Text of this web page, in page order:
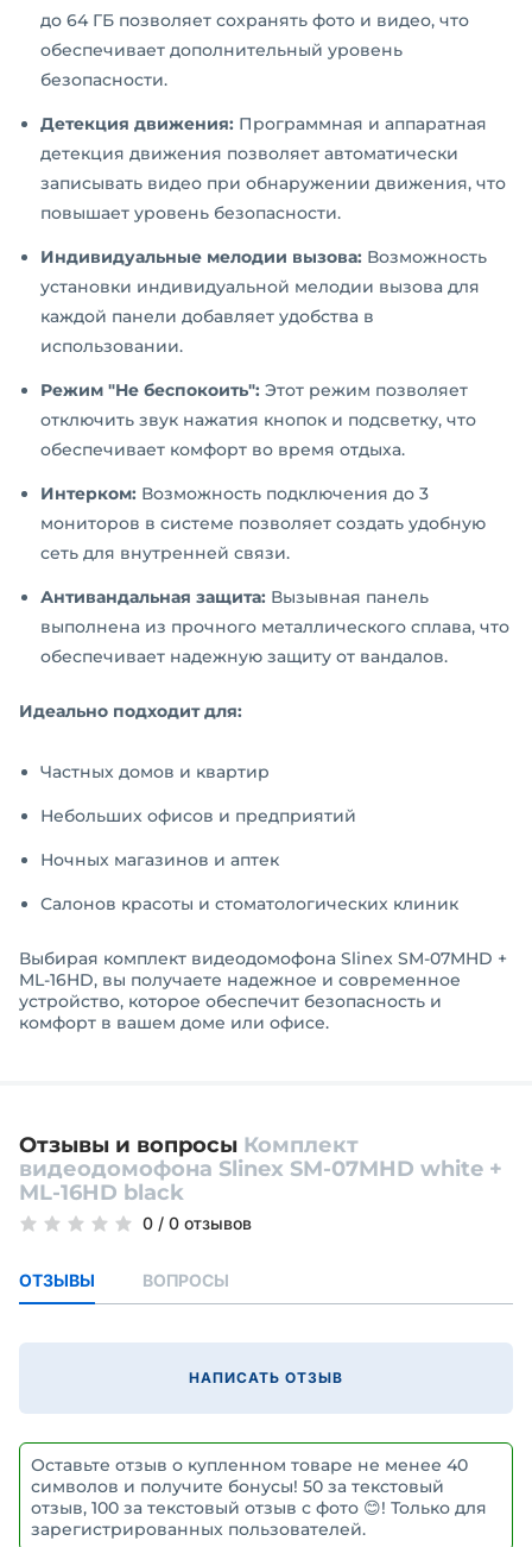
до 64 ГБ позволяет сохранять фото и видео, что
обеспечивает дополнительный уровень
безопасности.
Детекция движения: Программная и аппаратная
детекция движения позволяет автоматически
записывать видео при обнаружении движения, что
повышает уровень безопасности.
Индивидуальные мелодии вызова: Возможность
установки индивидуальной мелодии вызова для
каждой панели добавляет удобства в
использовании.
Режим "Не беспокоить": Этот режим позволяет
отключить звук нажатия кнопок и подсветку, что
обеспечивает комфорт во время отдыха.
Интерком: Возможность подключения до 3
мониторов в системе позволяет создать удобную
сеть для внутренней связи.
Антивандальная защита: Вызывная панель
выполнена из прочного металлического сплава, что
обеспечивает надежную защиту от вандалов.
Идеально подходит для:
Частных домов и квартир
Небольших офисов и предприятий
Ночных магазинов и аптек
Салонов красоты и стоматологических клиник
Выбирая комплект видеодомофона Slinex SM-07MHD +
ML-16HD, вы получаете надежное и современное
устройство, которое обеспечит безопасность и
комфорт в вашем доме или офисе.
Отзывы и вопросы Комплект
видеодомофона Slinex SM-07MHD white +
ML-16HD black
0 / 0 отзывов
ОТЗЫВЫ ВОПРОСЫ
НАПИСАТЬ ОТЗЫВ
Оставьте отзыв о купленном товаре не менее 40
символов и получите бонусы! 50 за текстовый
отзыв, 100 за текстовый отзыв с фото 😊! Только для
зарегистрированных пользователей.